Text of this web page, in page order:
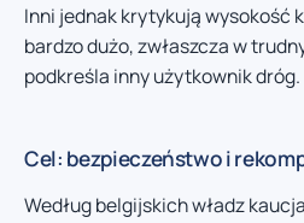
Inni jednak krytykują wysokość
bardzo dużo, zwłaszcza w
podkreśla inny użytkownik dróg.
Cel: bezpieczeństwo i
Według belgijskich władz